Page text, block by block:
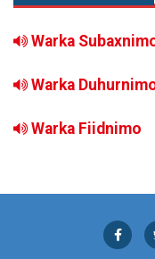
Warka
Warka
Warka Fiidnimo